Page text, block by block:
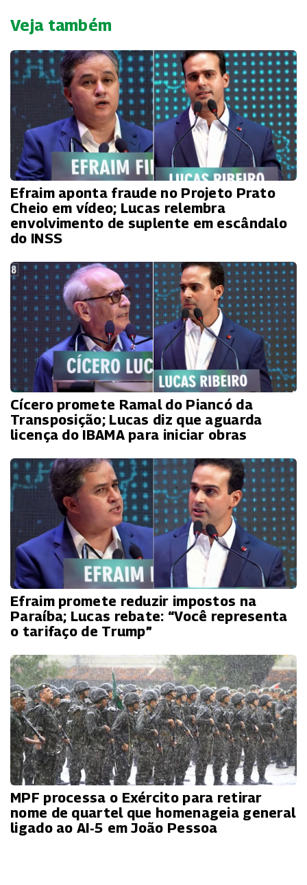
Veja também
Efraim aponta fraude no Projeto Prato
Cheio em vídeo; Lucas relembra
envolvimento de suplente em escândalo
do INSS
Cícero promete Ramal do Piancó da
Transposição; Lucas diz que aguarda
licença do IBAMA para iniciar obras
Efraim promete reduzir impostos na
Paraíba; Lucas rebate: “Você representa
o tarifaço de Trump”
MPF processa o Exército para retirar
nome de quartel que homenageia general
ligado ao AI‑5 em João Pessoa